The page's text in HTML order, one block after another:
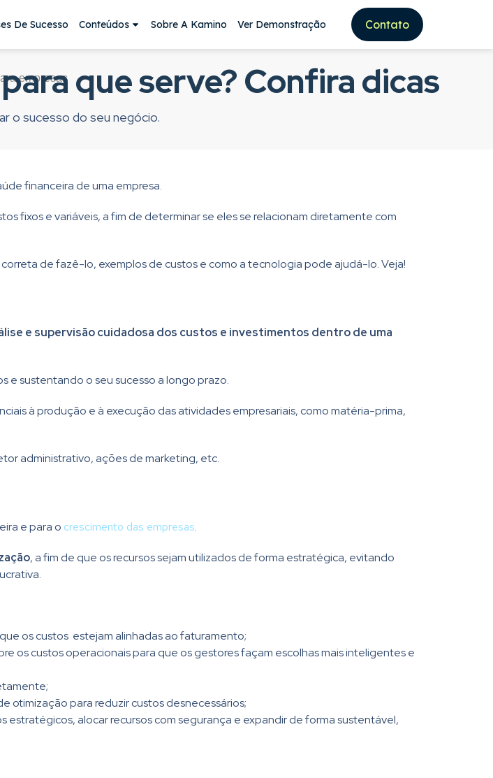
De Sucesso Conteúdos Sobre A Kamino Ver Demonstração Contato
empresas que serve? Confira dicas
o sucesso do seu negócio.
financeira de uma empresa.
fixos e variáveis, a fim de determinar se eles se relacionam diretamente com
de fazê-lo, exemplos de custos e como a tecnologia pode ajudá-lo. Veja!
e supervisão cuidadosa dos custos e investimentos dentro de uma
e sustentando o seu sucesso a longo prazo.
à produção e à execução das atividades empresariais, como matéria-prima,
administrativo, ações de marketing, etc.
e para o crescimento das empresas.
, a fim de que os recursos sejam utilizados de forma estratégica, evitando
os custos estejam alinhadas ao faturamento;
os custos operacionais para que os gestores façam escolhas mais inteligentes e
otimização para reduzir custos desnecessários;
estratégicos, alocar recursos com segurança e expandir de forma sustentável,